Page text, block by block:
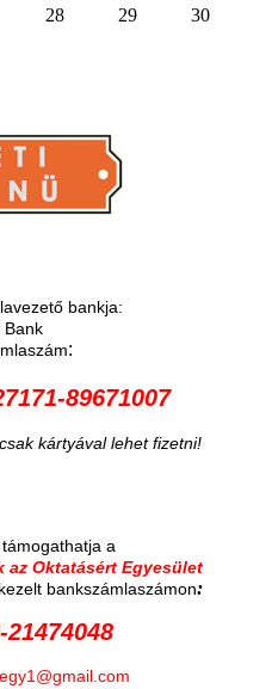
28 29
30
bankja:
Bank
:
89671007
kártyával lehet fizetni!
a
az Oktatásért Egyesület
bankszámlaszámon:
21474048